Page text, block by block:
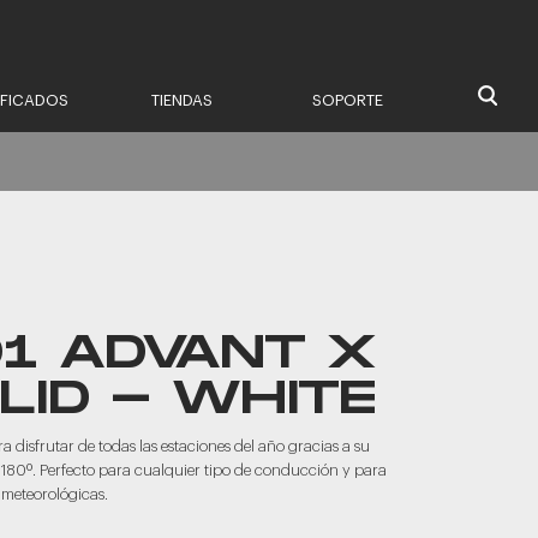
TIENDAS SOPORTE
ADVANT X
- WHITE
disfrutar de todas las estaciones del año gracias a su
Perfecto para cualquier tipo de conducción y para